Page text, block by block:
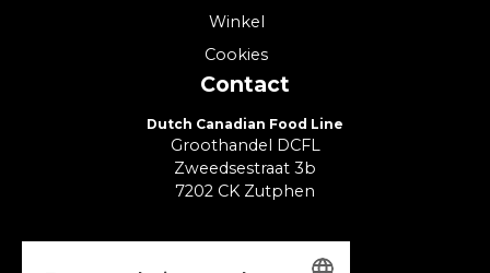
Winkel
Cookies
Contact
Dutch Canadian Food Line
Groothandel DCFL
Zweedsestraat 3b
7202 CK Zutphen